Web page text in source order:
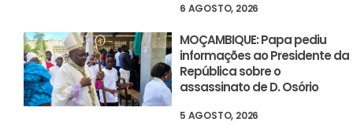
6 AGOSTO, 2026
MOÇAMBIQUE: Papa pediu
informações ao Presidente da
República sobre o
assassinato de D. Osório
5 AGOSTO, 2026